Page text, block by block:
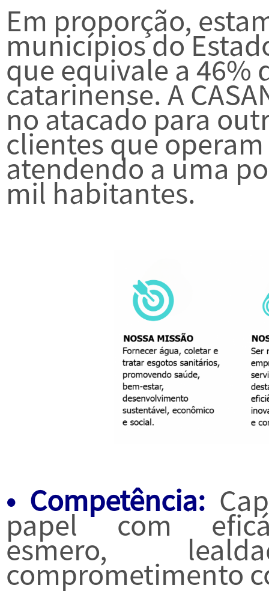
Em proporção,
municípios do
que equivale a 46%
catarinense. A
no atacado para
clientes que
atendendo a uma
mil habitantes.
• Competência:
papel com
esmero,
comprometimento